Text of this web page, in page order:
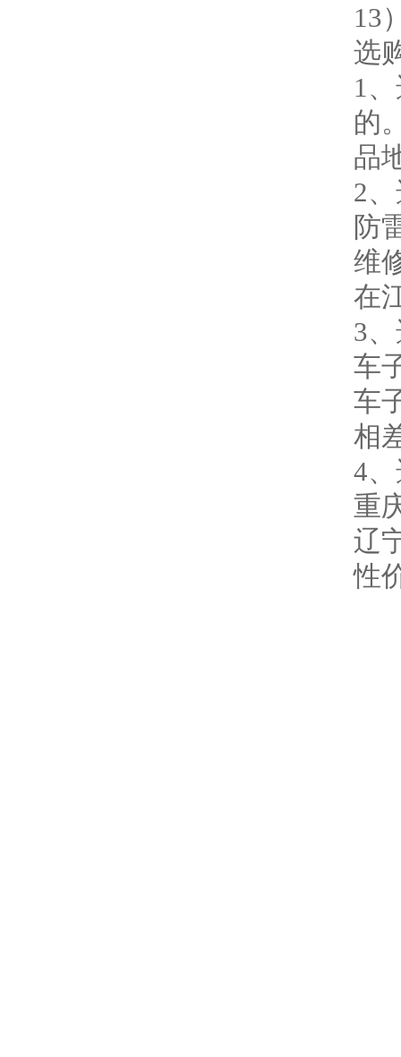
13
选
1
的
品
2
防
维
在
3
车
车
相
4
重
辽
性